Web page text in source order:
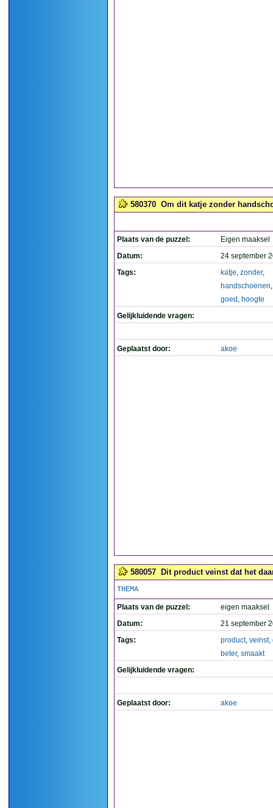
580370 Om dit katje zonder
Plaats van de puzzel:
Eigen maaksel
Datum:
24 september
Tags:
katje, zonder,
handschoenen
goed , hoogte
Gelijkluidende vragen:
Geplaatst door: akoe
580057 Dit product veinst dat het
THEMA
Plaats van de puzzel:
eigen maaksel
Datum:
21 september
Tags:
product, veinst,
beter, smaakt
Gelijkluidende vragen:
Geplaatst door: akoe